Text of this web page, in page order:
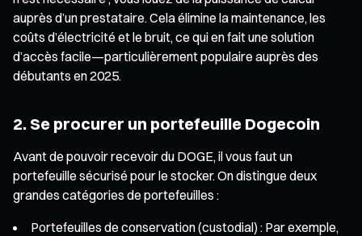
auprès d’un prestataire. Cela élimine la maintenance, les
coûts d’électricité et le bruit, ce qui en fait une solution
d’accès facile—particulièrement populaire auprès des
débutants en 2025.
2. Se procurer un portefeuille Dogecoin
Avant de pouvoir recevoir du DOGE, il vous faut un
portefeuille sécurisé pour le stocker. On distingue deux
grandes catégories de portefeuilles :
Portefeuilles de conservation (custodial) : Par exemple,